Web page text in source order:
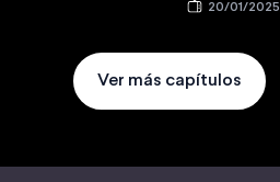
20/01/2025
Ver más capítulos